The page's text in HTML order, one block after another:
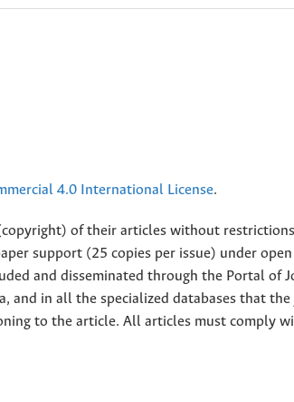
4.0 International License.
of their articles without
support (25 copies per issue) under open
and disseminated through the Portal of
and in all the specialized databases that
to the article. All articles must comply